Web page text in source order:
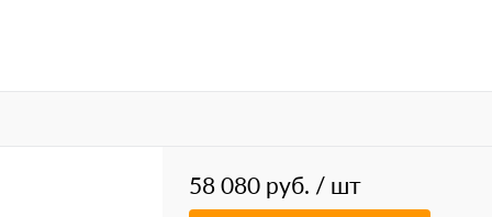
58 080 руб. / шт